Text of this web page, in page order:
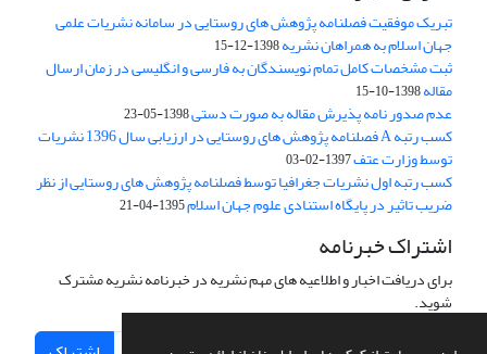
تبریک موفقیت فصلنامه پژوهش های روستایی در سامانه نشریات علمی
جهان اسلام به همراهان نشریه1398-12-15
ثبت مشخصات کامل تمام نویسندگان به فارسی و انگلیسی در زمان ارسال
مقاله1398-10-15
عدم صدور نامه پذیرش مقاله به صورت دستی1398-05-23
کسب رتبه A فصلنامه پژوهش های روستایی در ارزیابی سال 1396 نشریات
توسط وزارت عتف1397-02-03
کسب رتبه اول نشریات جغرافیا توسط فصلنامه پژوهش های روستایی از نظر
ضریب تاثیر در پایگاه استنادی علوم جهان اسلام1395-04-21
اشتراک خبرنامه
برای دریافت اخبار و اطلاعیه های مهم نشریه در خبرنامه نشریه مشترک
شوید.